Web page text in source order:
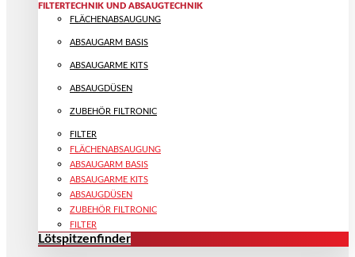
FILTERTECHNIK UND ABSAUGTECHNIK
FLÄCHENABSAUGUNG
ABSAUGARM BASIS
ABSAUGARME KITS
ABSAUGDÜSEN
ZUBEHÖR FILTRONIC
FILTER
FLÄCHENABSAUGUNG
ABSAUGARM BASIS
ABSAUGARME KITS
ABSAUGDÜSEN
ZUBEHÖR FILTRONIC
FILTER
Lötspitzenfinder